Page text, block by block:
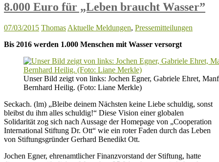
8.000 Euro für „Leben braucht Wasser”
07/03/2015 Thomas Aktuelle Meldungen, Pressemitteilungen
Bis 2016 werden 1.000 Menschen mit Wasser versorgt
Unser Bild zeigt von links: Jochen Egner, Gabriele Ehret,
Bernhard Heilig. (Foto: Liane Merkle)
Seckach. (lm) „Bleibe deinem Nächsten keine Liebe schuldig, sonst
bleibst du ihm alles schuldig!“ Diese Vision einer globalen
Solidarität zog sich nach Aussage der Homepage von „Cooperation
International Stiftung Dr. Ott“ wie ein roter Faden durch das Leben
von Stiftungsgründer Gerhard Benedikt Ott.
Jochen Egner, ehrenamtlicher Finanzvorstand der Stiftung, hatte